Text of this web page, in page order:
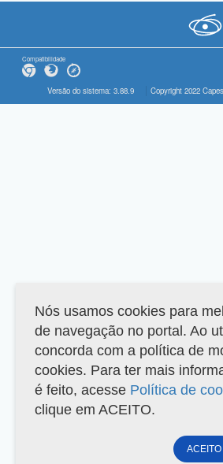
Compatibilidade
Versão do sistema: 3.88.9 Copyright 2022
Nós usamos cookies para
de navegação no portal. Ao
concorda com a política de
cookies. Para ter mais
é feito, acesse Política de
clique em ACEITO.
ACEITO